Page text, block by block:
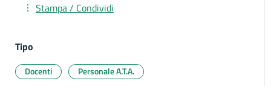
Stampa / Condividi
Tipo
Docenti Personale A.T.A.